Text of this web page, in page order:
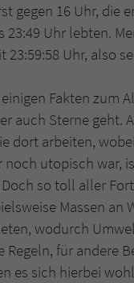
gegen 16 Uhr, die
23:49 Uhr lebten.
23:59:58 Uhr, also
Fakten zum
auch Sterne geht.
dort arbeiten,
noch utopisch war,
so toll aller
Massen
wodurch
Regeln, für andere
es sich hierbei